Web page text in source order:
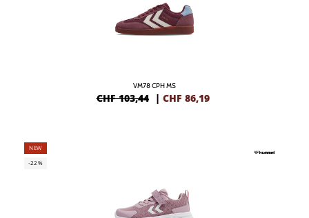
VM78 CPH MS
CHF 103,44 | CHF 86,19
NEW
-22%